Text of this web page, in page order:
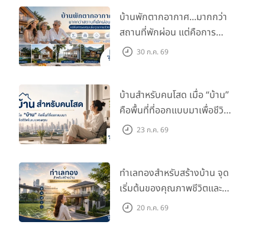
บ้านพักตากอากาศ...มากกว่า
สถานที่พักผ่อน แต่คือการ
ลงทุนเพื่อคุณภาพชีวิต
30 ก.ค. 69
บ้านสำหรับคนโสด เมื่อ “บ้าน”
คือพื้นที่ที่ออกแบบมาเพื่อชีวิต
ในแบบของคุณ
23 ก.ค. 69
ทำเลทองสำหรับสร้างบ้าน จุด
เริ่มต้นของคุณภาพชีวิตและ
มูลค่าในอนาคต
20 ก.ค. 69